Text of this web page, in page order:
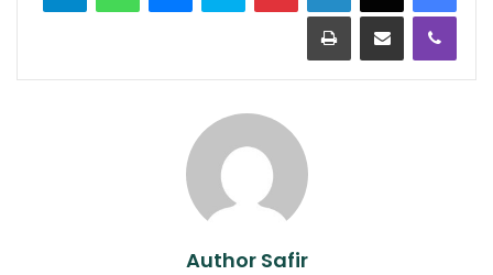
Viber
Share via Email
Print
Author Safir